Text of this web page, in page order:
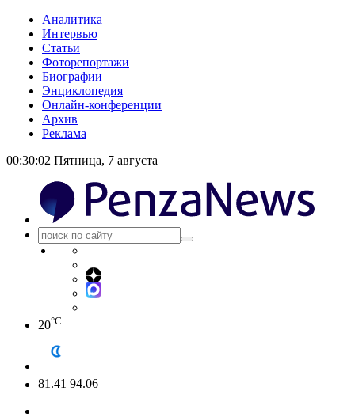
Аналитика
Интервью
Статьи
Фоторепортажи
Биографии
Энциклопедия
Онлайн-конференции
Архив
Реклама
00:30:02 Пятница, 7 августа
20°C
81.41 94.06